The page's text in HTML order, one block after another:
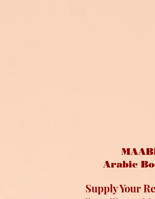
Arabic
Supply Your